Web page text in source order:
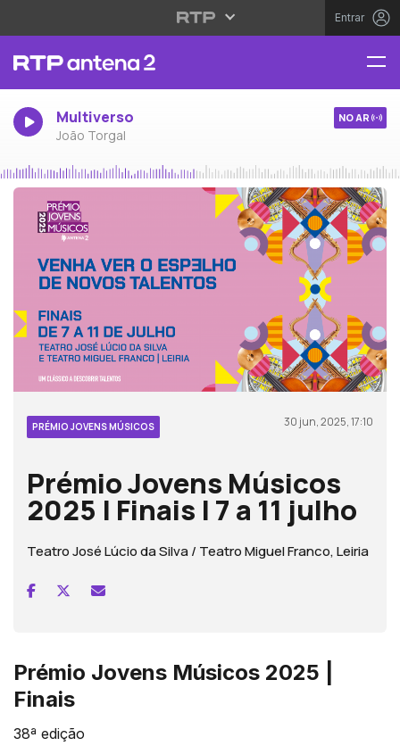
Entrar
Multiverso
João Torgal
NO AR
PRÉMIO JOVENS MÚSICOS 30 jun, 2025, 17:10
Prémio Jovens Músicos
2025 | Finais | 7 a 11 julho
Teatro José Lúcio da Silva / Teatro Miguel Franco, Leiria
Prémio Jovens Músicos 2025 |
Finais
38ª edição